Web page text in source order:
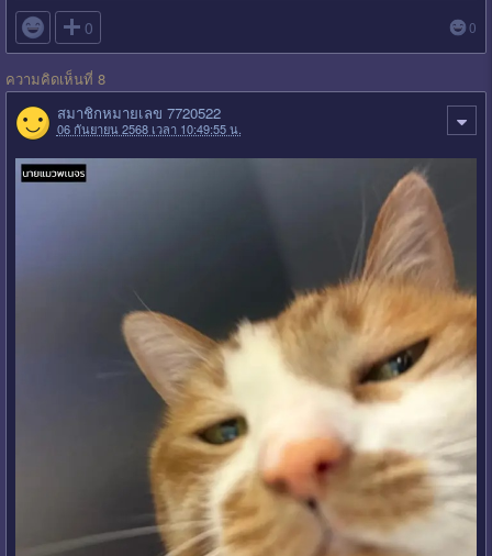
 0 0
ความคิดเห็นที่ 8
สมาชิกหมายเลข 7720522
06 กันยายน 2568 เวลา 10:49:55 น.